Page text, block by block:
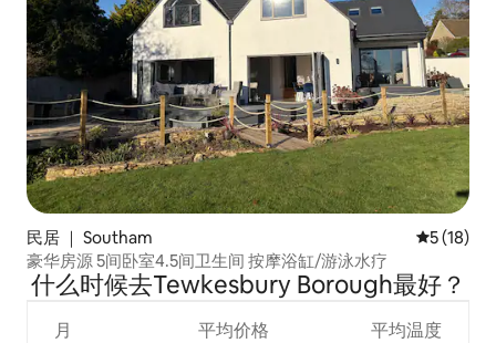
民居 ｜ Southam 平均评分
5 (18)
豪华房源 5间卧室4.5间卫生间 按摩浴缸/游泳水疗
什么时候去Tewkesbury Borough最好？
月 平均价格 平均温度